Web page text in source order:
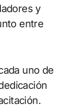
y
entre
uno de